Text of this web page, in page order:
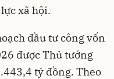
xã hội.
đầu tư công vốn
được Thủ tướng
tỷ đồng. Theo